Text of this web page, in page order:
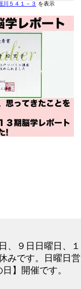
川５４１－３ を表示
、９日日曜日、１
みです。日曜日営
】開催です。